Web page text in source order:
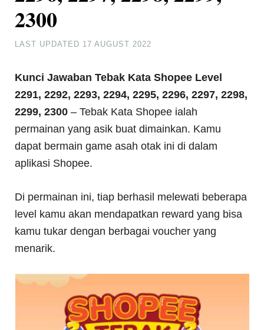
2300
LAST UPDATED 17 AUGUST 2022
Kunci Jawaban Tebak Kata Shopee Level
2291, 2292, 2293, 2294, 2295, 2296, 2297, 2298,
2299, 2300 – Tebak Kata Shopee ialah
permainan yang asik buat dimainkan. Kamu
dapat bermain game asah otak ini di dalam
aplikasi Shopee.
Di permainan ini, tiap berhasil melewati beberapa
level kamu akan mendapatkan reward yang bisa
kamu tukar dengan berbagai voucher yang
menarik.